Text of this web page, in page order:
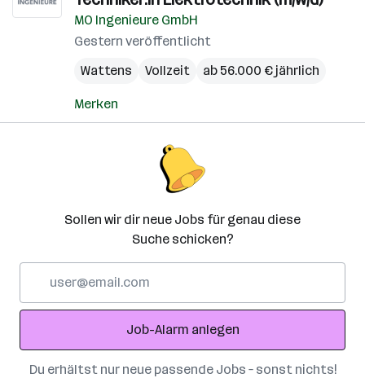
MO Ingenieure GmbH
Gestern veröffentlicht
Wattens
Vollzeit ab 56.000 € jährlich
Merken
Sollen wir dir neue Jobs für genau diese
Suche schicken?
Adresse
Job-Alarm anlegen
Du erhältst nur neue passende Jobs – sonst nichts!